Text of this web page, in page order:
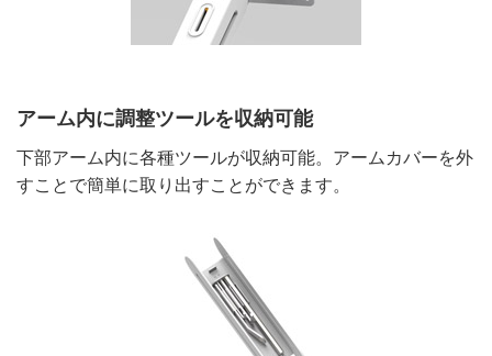
アーム内に調整ツールを収納可能
下部アーム内に各種ツールが収納可能。アームカバーを外
すことで簡単に取り出すことができます。